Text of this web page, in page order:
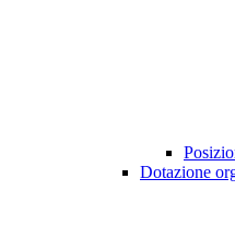
Dotazione